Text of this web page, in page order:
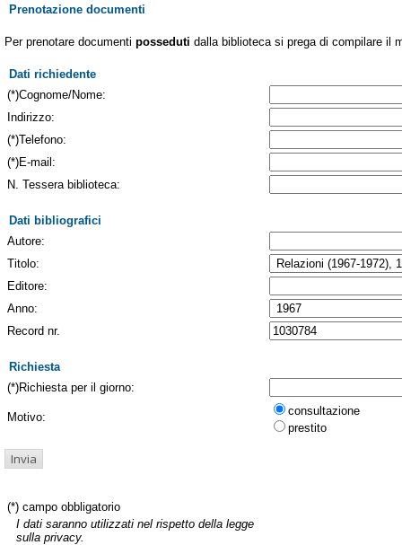
Prenotazione documenti
Per prenotare documenti posseduti dalla biblioteca si prega di compilare il
Dati richiedente
(*)Cognome/Nome:
Indirizzo:
(*)Telefono:
(*)E-mail:
N. Tessera biblioteca:
Dati bibliografici
Autore:
Titolo:
Editore:
Anno:
Record nr.
Richiesta
(*)Richiesta per il giorno:
Motivo:
consultazione
prestito
(*) campo obbligatorio
I dati saranno utilizzati nel rispetto della legge
sulla privacy.